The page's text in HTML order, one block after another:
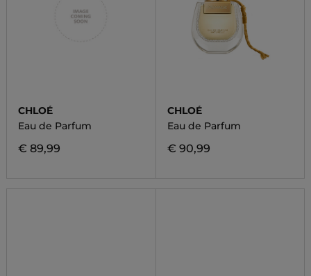
CHLOÉ
Eau de Parfum
€ 89,99
CHLOÉ
Eau de Parfum
€ 90,99